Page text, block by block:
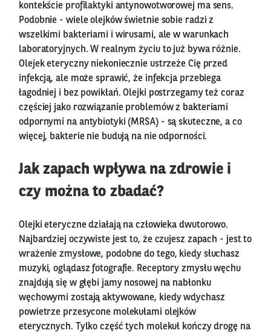
kontekście profilaktyki antynowotworowej ma sens.
Podobnie - wiele olejków świetnie sobie radzi z
wszelkimi bakteriami i wirusami, ale w warunkach
laboratoryjnych. W realnym życiu to już bywa różnie.
Olejek eteryczny niekoniecznie ustrzeże Cię przed
infekcją, ale może sprawić, że infekcja przebiega
łagodniej i bez powikłań. Olejki postrzegamy też coraz
częściej jako rozwiązanie problemów z bakteriami
odpornymi na antybiotyki (MRSA) - są skuteczne, a co
więcej, bakterie nie budują na nie odporności.
Jak zapach wpływa na zdrowie i
czy można to zbadać?
Olejki eteryczne działają na człowieka dwutorowo.
Najbardziej oczywiste jest to, że czujesz zapach - jest to
wrażenie zmysłowe, podobne do tego, kiedy słuchasz
muzyki, oglądasz fotografie. Receptory zmysłu węchu
znajdują się w głębi jamy nosowej na nabłonku
węchowymi zostają aktywowane, kiedy wdychasz
powietrze przesycone molekułami olejków
eterycznych. Tylko część tych molekuł kończy drogę na